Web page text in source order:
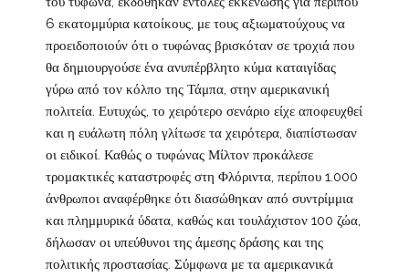
6 εκατομμύρια κατοίκους, με τους αξιωματούχους να
προειδοποιούν ότι ο τυφώνας βρισκόταν σε τροχιά που
θα δημιουργούσε ένα ανυπέρβλητο κύμα καταιγίδας
γύρω από τον κόλπο της Τάμπα, στην αμερικανική
πολιτεία. Ευτυχώς, το χειρότερο σενάριο είχε αποφευχθεί
και η ευάλωτη πόλη γλίτωσε τα χειρότερα, διαπίστωσαν
οι ειδικοί. Καθώς ο τυφώνας Μίλτον προκάλεσε
τρομακτικές καταστροφές στη Φλόριντα, περίπου 1.000
άνθρωποι αναφέρθηκε ότι διασώθηκαν από συντρίμμια
και πλημμυρικά ύδατα, καθώς και τουλάχιστον 100 ζώα,
δήλωσαν οι υπεύθυνοι της άμεσης δράσης και της
πολιτικής προστασίας. Σύμφωνα με τα αμερικανικά